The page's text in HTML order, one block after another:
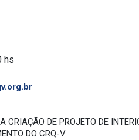
hs
CRIAÇÃO DE PROJETO DE
DO CRQ-V